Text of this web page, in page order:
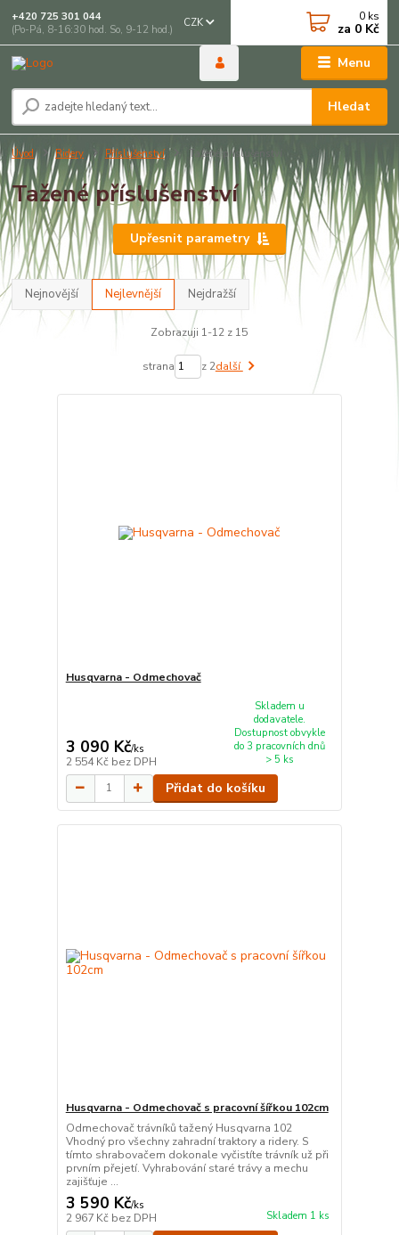
Menu
CZK
Hledat
+420 725 301 044
(Po-Pá, 8-16:30 hod. So, 9-12 hod.)
0 ks
za 0 Kč
Úvod Ridery Příslušenství Tažené příslušenství
Tažené příslušenství
Upřesnit parametry
Nejnovější Nejlevnější Nejdražší
Zobrazuji 1-12 z 15
strana z 2další
Husqvarna - Odmechovač
3 090 Kč/ks
2 554 Kč bez DPH
Skladem u
dodavatele.
Dostupnost obvykle
do 3 pracovních dnů
> 5 ks
Přidat do košíku
Husqvarna - Odmechovač s pracovní šířkou 102cm
Odmechovač trávníků tažený Husqvarna 102
Vhodný pro všechny zahradní traktory a ridery. S
tímto shrabovačem dokonale vyčistíte trávník už při
prvním přejetí. Vyhrabování staré trávy a mechu
zajišťuje ...
3 590 Kč/ks
2 967 Kč bez DPH Skladem 1 ks